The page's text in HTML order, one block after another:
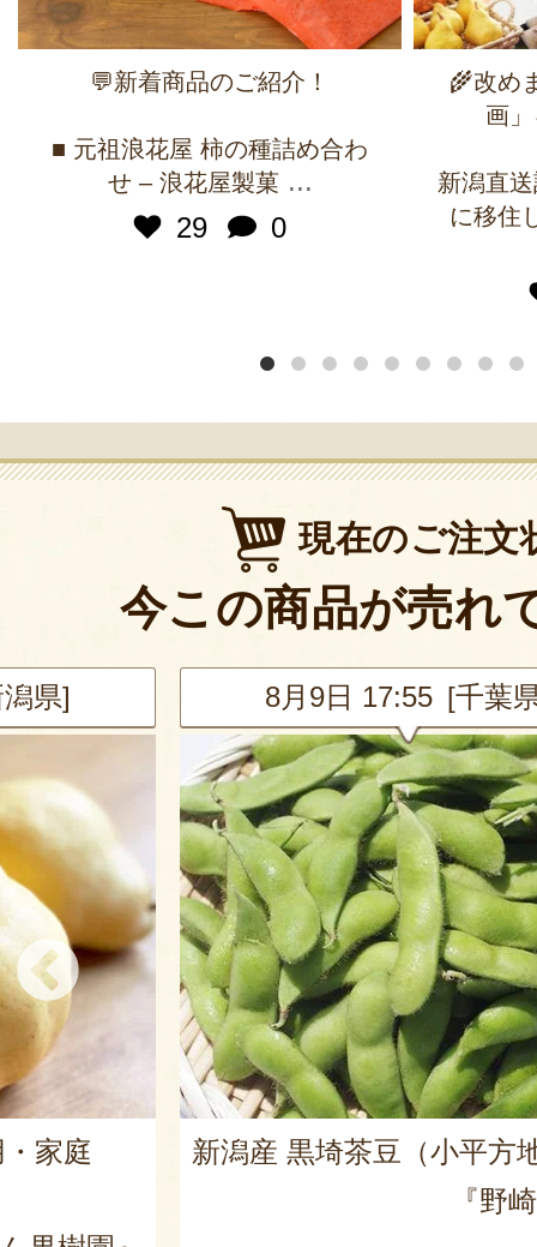
💬新着商品のご紹介！
■ 元祖浪花屋 柿の種詰め合わ
せ – 浪花屋製菓 ...
29
0
🌾改め
画
新潟直
に移住
現在のご注文
今この商品が売れ
県]
家庭
8月9日 17:55 [千葉
新潟産 黒埼茶豆（小平方
『野